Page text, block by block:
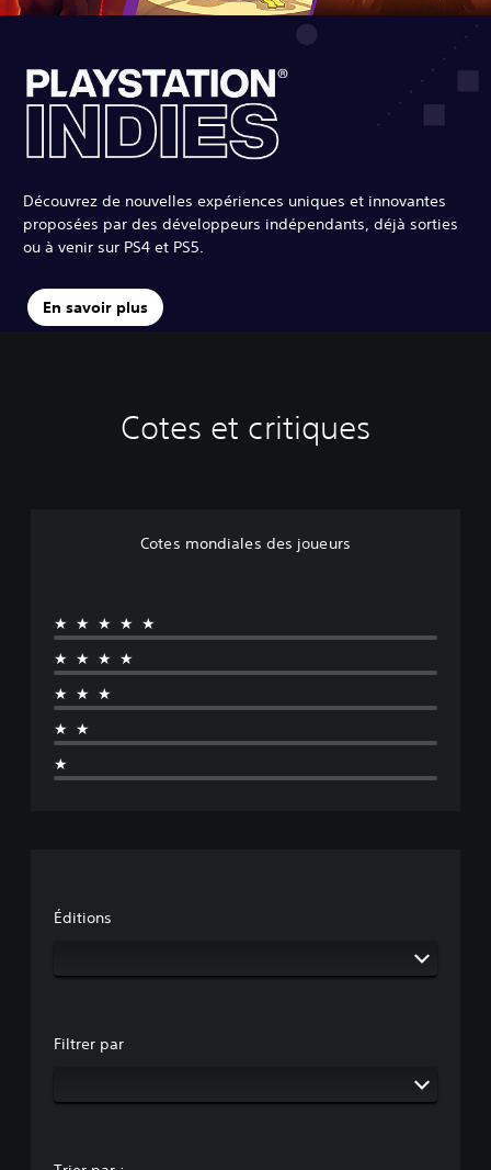
Découvrez de nouvelles expériences uniques et innovantes
proposées par des développeurs indépendants, déjà sorties
ou à venir sur PS4 et PS5.
En savoir plus
Cotes et critiques
Cotes mondiales des joueurs
★★★★★
★★★★
★★★
★★
★
Éditions
Filtrer par